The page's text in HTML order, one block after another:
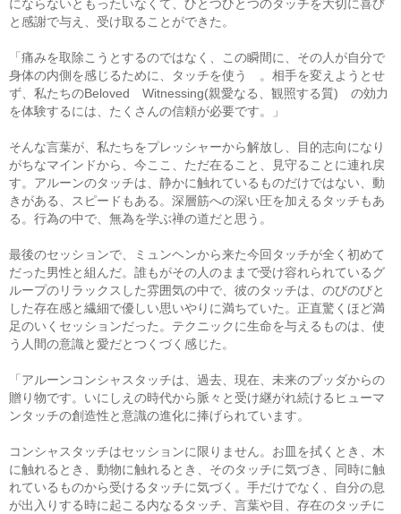
にならないともったいなくて、ひとつひとつのタッチを大切に喜び
と感謝で与え、受け取ることができた。
「痛みを取除こうとするのではなく、この瞬間に、その人が自分で
身体の内側を感じるために、タッチを使う 。相手を変えようとせ
ず、私たちのBeloved Witnessing(親愛なる、観照する質) の効力
を体験するには、たくさんの信頼が必要です。」
そんな言葉が、私たちをプレッシャーから解放し、目的志向になり
がちなマインドから、今ここ、ただ在ること、見守ることに連れ戻
す。アルーンのタッチは、静かに触れているものだけではない、動
きがある、スピードもある。深層筋への深い圧を加えるタッチもあ
る。行為の中で、無為を学ぶ禅の道だと思う。
最後のセッションで、ミュンヘンから来た今回タッチが全く初めて
だった男性と組んだ。誰もがその人のままで受け容れられているグ
ループのリラックスした雰囲気の中で、彼のタッチは、のびのびと
した存在感と繊細で優しい思いやりに満ちていた。正直驚くほど満
足のいくセッションだった。テクニックに生命を与えるものは、使
う人間の意識と愛だとつくづく感じた。
「アルーンコンシャスタッチは、過去、現在、未来のブッダからの
贈り物です。いにしえの時代から脈々と受け継がれ続けるヒューマ
ンタッチの創造性と意識の進化に捧げられています。
コンシャスタッチはセッションに限りません。お皿を拭くとき、木
に触れるとき、動物に触れるとき、そのタッチに気づき、同時に触
れているものから受けるタッチに気づく。手だけでなく、自分の息
が出入りする時に起こる内なるタッチ、言葉や目、存在のタッチに